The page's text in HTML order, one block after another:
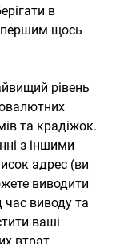
в
першим щось
рівень
та крадіжок.
з іншими
адрес (ви
виводити
час виводу та
ваші